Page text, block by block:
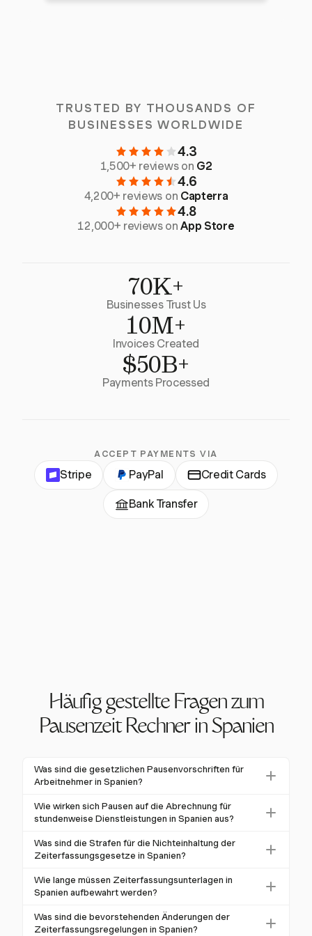
TRUSTED BY THOUSANDS OF
BUSINESSES WORLDWIDE
4.3
1,500+ reviews on G2
4.6
4,200+ reviews on Capterra
4.8
12,000+ reviews onApp Store
70K+
Businesses Trust Us
10M+
Invoices Created
$50B+
Payments Processed
ACCEPT PAYMENTS VIA
Stripe PayPal Credit Cards
Bank Transfer
Häufig gestellte Fragen zum
Pausenzeit Rechner in Spanien
Was sind die gesetzlichen Pausenvorschriften für
Arbeitnehmer in Spanien?
In Spanien schreibt das Arbeitsrecht eine
Mindestpause von 15 Minuten für Arbeitnehmer vor,
überschreitet. Für Arbeitnehmer unter 18 Jahren ist
nach 4,5 Stunden Arbeit eine 30-minütige Pause
erforderlich.
Wie wirken sich Pausen auf die Abrechnung für
stundenweise Dienstleistungen in Spanien aus?
Pausen können in Spanien als "wirksame Arbeitszeit"
gelten, wenn dies in Tarifverträgen festgelegt ist, was
genaue Zeiterfassung gewährleistet präzise
Abrechnung und Compliance.
Was sind die Strafen für die Nichteinhaltung der
Zeiterfassungsgesetze in Spanien?
Die Nichteinhaltung der Zeiterfassungsregelungen in
Spanien kann zu Geldstrafen von 625 € bis 6.250 €
um diese Strafen zu vermeiden.
Wie lange müssen Zeiterfassungsunterlagen in
Spanien aufbewahrt werden?
Zeiterfassungsunterlagen in Spanien müssen
mindestens vier Jahre lang aufbewahrt werden. Diese
Was sind die bevorstehenden Änderungen der
Zeiterfassungsregelungen in Spanien?